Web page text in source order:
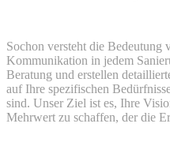
Sochon versteht die Bedeutung
Kommunikation in jedem
Beratung und erstellen
auf Ihre spezifischen
sind. Unser Ziel ist es, Ihre
Mehrwert zu schaffen, der die